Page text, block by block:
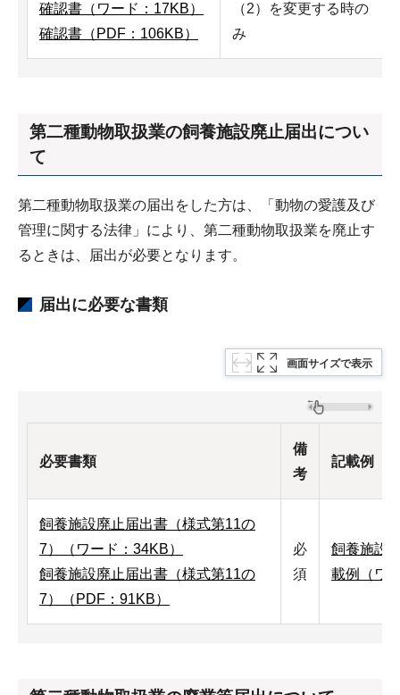
確認書（ワード：17KB）
確認書（PDF：106KB）
（2）を変更する時の
み
第二種動物取扱業の飼養施設廃止届出につい
て
第二種動物取扱業の届出をした方は、「動物の愛護及び
管理に関する法律」により、第二種動物取扱業を廃止す
るときは、届出が必要となります。
届出に必要な書類
画面サイズで表示
必要書類
備
考
記載例
飼養施設廃止届出書（様式第11の
7）（ワード：34KB）
飼養施設廃止届出書（様式第11の
7）（PDF：91KB）
必
須
飼養施設
載例（ワ